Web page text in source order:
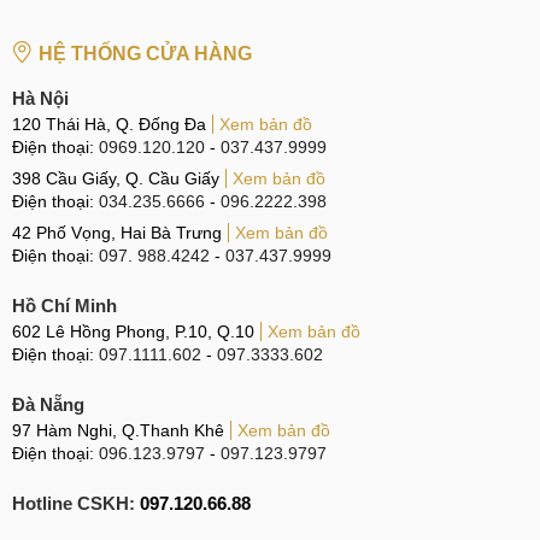
hóc của camera và tình trạng sẵn có của linh kiện thay thế.
Tuy nhiên, trong hầu hết các trường hợp, quá trình thay
camera sẽ được thực hiện trong khoảng thời gian từ 15 - 45
phút.
Thời gian thay Camera hết bao lâu?
15 Pro Max, bạn nên liên hệ trực tiếp với trung tâm sửa
chữa MobileCity. Nhân viên sẽ kiểm tra tình trạng của thiết
cũng như các dịch vụ sửa chữa khác có thể cần thiết để
đảm bảo hoạt động tốt của điện thoại của bạn.
HỆ THỐNG CỬA HÀNG
Hà Nội
120 Thái Hà, Q. Đống Đa
Xem bản đồ
Điện thoại: 0969.120.120 - 037.437.9999
398 Cầu Giấy, Q. Cầu Giấy
Xem bản đồ
Điện thoại: 034.235.6666 - 096.2222.398
42 Phố Vọng, Hai Bà Trưng
Xem bản đồ
Điện thoại: 097. 988.4242 - 037.437.9999
Hồ Chí Minh
602 Lê Hồng Phong, P.10, Q.10
Xem bản đồ
Điện thoại: 097.1111.602 - 097.3333.602
Đà Nẵng
97 Hàm Nghi, Q.Thanh Khê
Xem bản đồ
Điện thoại: 096.123.9797 - 097.123.9797
Hotline CSKH: 097.120.66.88